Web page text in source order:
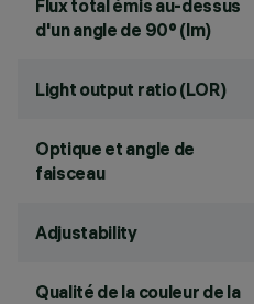
Flux total émis au-dessus
d'un angle de 90° (lm)
Light output ratio (LOR)
Optique et angle de
faisceau
Adjustability
Qualité de la couleur de la